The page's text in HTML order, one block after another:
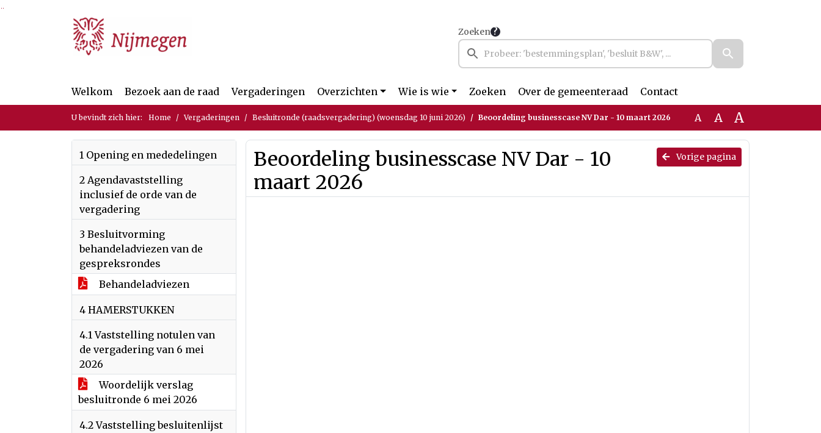
Ga naar de inhoud van deze pagina
Ga naar het zoeken
Ga naar het menu
Zoeken
Welkom Bezoek aan de raad Vergaderingen Overzichten Wie is wie Zoeken Over de gemeenteraad Contact
U bevindt zich hier: Home Vergaderingen Besluitronde (raadsvergadering) (woensdag 10 juni 2026) Beoordeling businesscase NV Dar - 10 maart 2026 A A A
1 Opening en mededelingen
2 Agendavaststelling
inclusief de orde van de
vergadering
3 Besluitvorming
behandeladviezen van de
gespreksrondes
Behandeladviezen
4 HAMERSTUKKEN
4.1 Vaststelling notulen van
de vergadering van 6 mei
2026
Woordelijk verslag
besluitronde 6 mei 2026
4.2 Vaststelling besluitenlijst
Vorige pagina
Beoordeling businesscase NV Dar - 10
maart 2026